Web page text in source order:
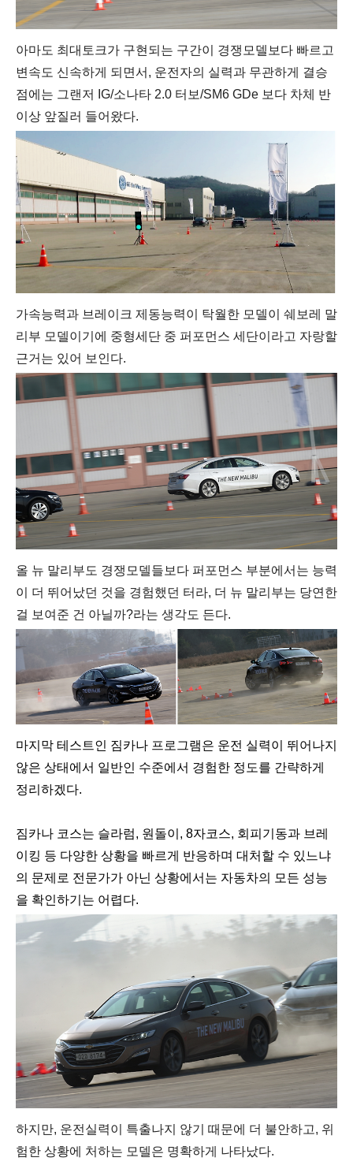
아마도 최대토크가 구현되는 구간이 경쟁모델보다 빠르고
변속도 신속하게 되면서, 운전자의 실력과 무관하게 결승
점에는 그랜저 IG/소나타 2.0 터보/SM6 GDe 보다 차체 반
이상 앞질러 들어왔다.
가속능력과 브레이크 제동능력이 탁월한 모델이 쉐보레 말
리부 모델이기에 중형세단 중 퍼포먼스 세단이라고 자랑할
근거는 있어 보인다.
올 뉴 말리부도 경쟁모델들보다 퍼포먼스 부분에서는 능력
이 더 뛰어났던 것을 경험했던 터라, 더 뉴 말리부는 당연한
걸 보여준 건 아닐까?라는 생각도 든다.
마지막 테스트인 짐카나 프로그램은 운전 실력이 뛰어나지
않은 상태에서 일반인 수준에서 경험한 정도를 간략하게
정리하겠다.
짐카나 코스는 슬라럼, 원돌이, 8자코스, 회피기동과 브레
이킹 등 다양한 상황을 빠르게 반응하며 대처할 수 있느냐
의 문제로 전문가가 아닌 상황에서는 자동차의 모든 성능
을 확인하기는 어렵다.
하지만, 운전실력이 특출나지 않기 때문에 더 불안하고, 위
험한 상황에 처하는 모델은 명확하게 나타났다.